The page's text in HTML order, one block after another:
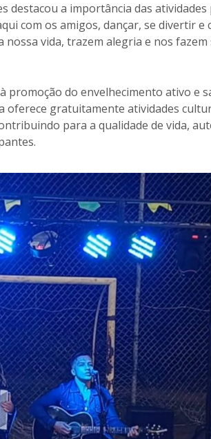
destacou a importância das
com os amigos, dançar, se divertir e
nossa vida, trazem alegria e nos
promoção do envelhecimento ativo e
oferece gratuitamente atividades
para a qualidade de vida,